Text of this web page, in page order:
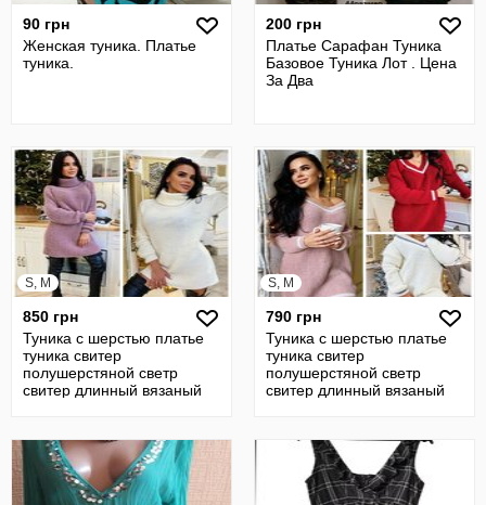
90 грн
Женская туника. Платье
туника.
200 грн
Платье Сарафан Туника
Базовое Туника Лот . Цена
За Два
S, M
850 грн
Туника с шерстью платье
туника свитер
полушерстяной светр
свитер длинный вязаный
S, M
790 грн
Туника с шерстью платье
туника свитер
полушерстяной светр
свитер длинный вязаный